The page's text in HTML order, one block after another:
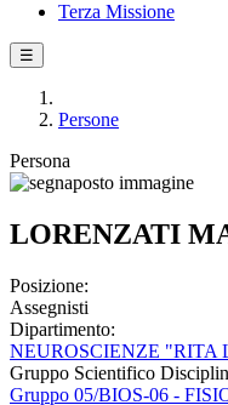
Terza Missione
☰
Persone
Persona
LORENZATI
Posizione:
Assegnisti
Dipartimento:
NEUROSCIENZE
Gruppo Scientifico
Gruppo 05/BIOS-06 -